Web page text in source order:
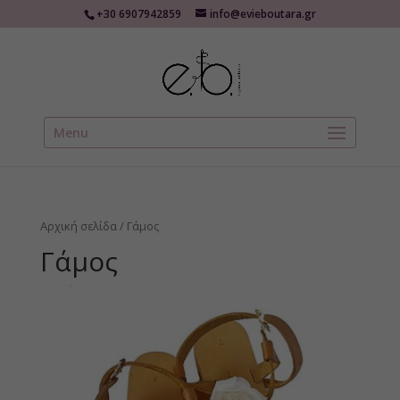
+30 6907942859 info@evieboutara.gr
Menu
Αρχική σελίδα/ Γάμος
Γάμος